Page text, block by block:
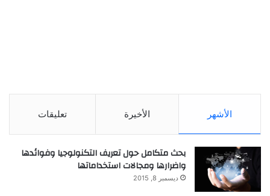
الأشهر الأخيرة تعليقات
بحث متكامل حول تعريف التكنولوجيا وفوائدها
واضرارها ومجالات استخداماتها
ديسمبر 8, 2015